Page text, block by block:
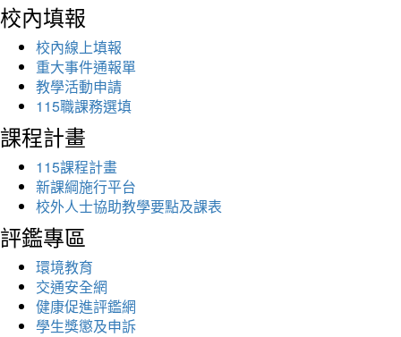
校內填報
校內線上填報
重大事件通報單
教學活動申請
115職課務選填
課程計畫
115課程計畫
新課綱施行平台
校外人士協助教學要點及課表
評鑑專區
環境教育
交通安全網
健康促進評鑑網
學生獎懲及申訴